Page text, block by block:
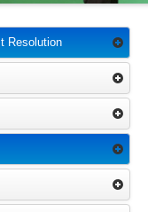
Resolution